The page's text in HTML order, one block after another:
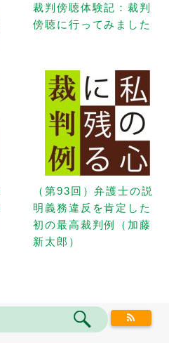
裁判傍聴体験記：裁判
傍聴に行ってみました
（第93回）弁護士の説
明義務違反を肯定した
初の最高裁判例（加藤
新太郎）